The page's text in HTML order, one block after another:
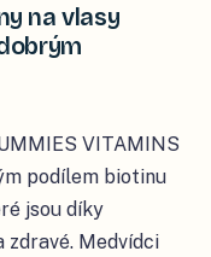
na vlasy
VITAMINS
podílem biotinu
jsou díky
zdravé. Medvídci